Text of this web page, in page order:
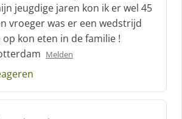
jeugdige jaren kon ik er wel 45
vroeger was er een wedstrijd
kon eten in de familie !
Melden